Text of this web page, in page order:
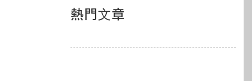
熱門文章